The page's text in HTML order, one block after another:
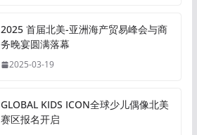
2025 首届北美-亚洲海产贸易峰会与商
务晚宴圆满落幕
2025-03-19
GLOBAL KIDS ICON全球少儿偶像北美
赛区报名开启